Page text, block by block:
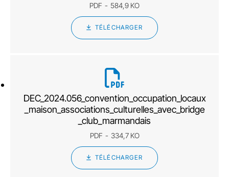
PDF 584,9 KO
TÉLÉCHARGER
DEC_2024.056_convention_occupation_locaux
_maison_associations_culturelles_avec_bridge
_club_marmandais
PDF 334,7 KO
TÉLÉCHARGER